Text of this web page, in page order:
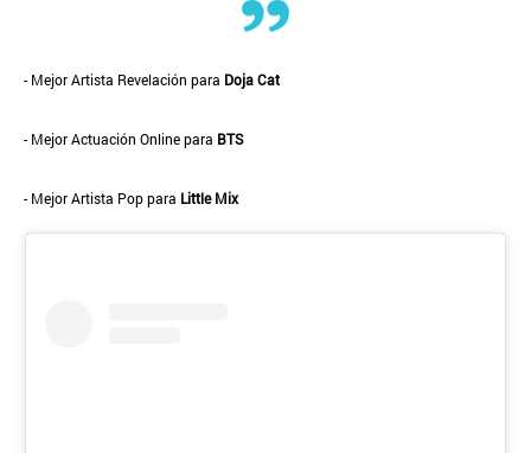
- Mejor Artista Revelación para Doja Cat
- Mejor Actuación Online para BTS
- Mejor Artista Pop para Little Mix